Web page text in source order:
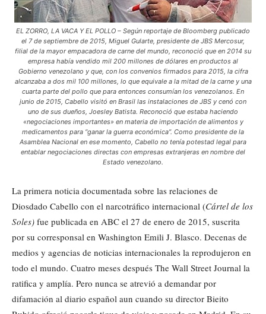
EL ZORRO, LA VACA Y EL POLLO – Según reportaje de Bloomberg publicado
el 7 de septiembre de 2015, Miguel Gularte, presidente de JBS Mercosur,
filial de la mayor empacadora de carne del mundo, reconoció que en 2014 su
empresa había vendido mil 200 millones de dólares en productos al
Gobierno venezolano y que, con los convenios firmados para 2015, la cifra
alcanzaba a dos mil 100 millones, lo que equivale a la mitad de la carne y una
cuarta parte del pollo que para entonces consumían los venezolanos. En
junio de 2015, Cabello visitó en Brasil las instalaciones de JBS y cenó con
uno de sus dueños, Joesley Batista. Reconoció que estaba haciendo
«negociaciones importantes» en materia de importación de alimentos y
medicamentos para “ganar la guerra económica”. Como presidente de la
Asamblea Nacional en ese momento, Cabello no tenía potestad legal para
entablar negociaciones directas con empresas extranjeras en nombre del
Estado venezolano.
La primera noticia documentada sobre las relaciones de
Diosdado Cabello con el narcotráfico internacional (Cártel de los
Soles) fue publicada en ABC el 27 de enero de 2015, suscrita
por su corresponsal en Washington Emili J. Blasco. Decenas de
medios y agencias de noticias internacionales la reprodujeron en
todo el mundo. Cuatro meses después The Wall Street Journal la
ratifica y amplía. Pero nunca se atrevió a demandar por
difamación al diario español aun cuando su director Bieito